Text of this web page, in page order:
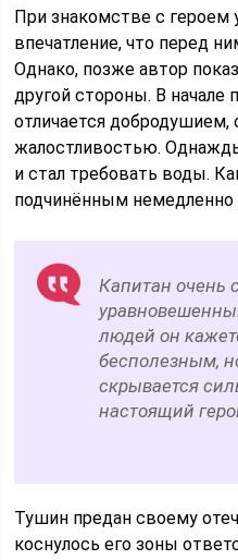
При знакомстве с героем
впечатление, что перед
Однако, позже автор
другой стороны. В начале
отличается
жалостливостью.
и стал требовать воды.
подчинённым немедленно
Капитан очень
людей он
бесполезным,
скрывается
настоящий
Тушин предан своему
коснулось его зоны